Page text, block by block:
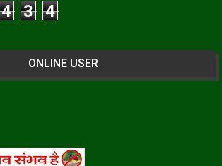
4 3 4
ONLINE USER